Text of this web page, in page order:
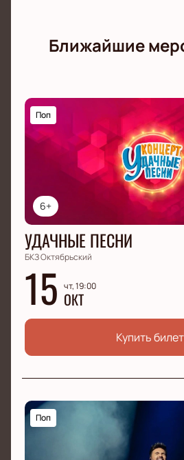
Ближайшие
6+
Поп
УДАЧНЫЕ ПЕСНИ
БКЗ Октябрьский
15 чт, 19:00
ОКТ
Купить
Поп